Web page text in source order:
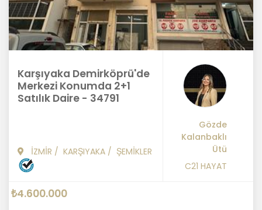
Karşıyaka Demirköprü'de
Merkezi Konumda 2+1
Satılık Daire - 34791
İZMİR / KARŞIYAKA / ŞEMİKLER
Gözde
Kalanbaklı
Ütü
C21 HAYAT
₺4.600.000